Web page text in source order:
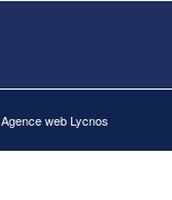
Agence web Lycnos